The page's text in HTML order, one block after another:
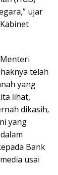
ujar
telah
yang
lihat,
dikasih,
yang
Bank
usai